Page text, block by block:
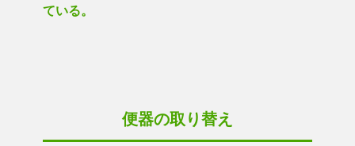
ている。
便器の取り替え